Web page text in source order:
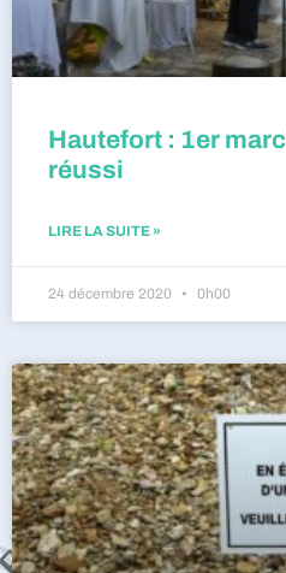
Hautefort : 1er
réussi
LIRE LA SUITE »
24 décembre 2020 0h00